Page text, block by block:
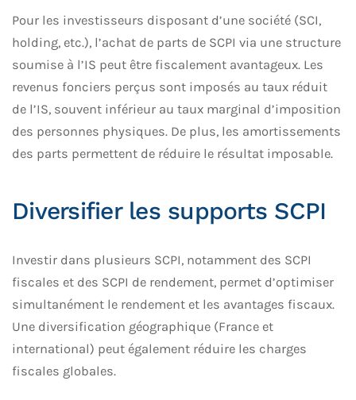
Pour les investisseurs disposant d’une société (SCI,
holding, etc.), l’achat de parts de SCPI via une structure
soumise à l’IS peut être fiscalement avantageux. Les
revenus fonciers perçus sont imposés au taux réduit
de l’IS, souvent inférieur au taux marginal d’imposition
des personnes physiques. De plus, les amortissements
des parts permettent de réduire le résultat imposable.
Diversifier les supports SCPI
Investir dans plusieurs SCPI, notamment des SCPI
fiscales et des SCPI de rendement, permet d’optimiser
simultanément le rendement et les avantages fiscaux.
Une diversification géographique (France et
international) peut également réduire les charges
fiscales globales.